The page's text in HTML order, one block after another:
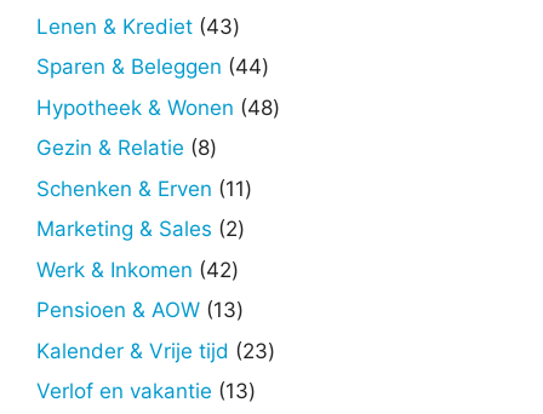
Lenen & Krediet 4343
producten
Sparen & Beleggen 4444
producten
Hypotheek & Wonen 4848
Gezin & Relatie 88
producten
Schenken & Erven 1111
Marketing & Sales 22
Werk & Inkomen 4242
producten
Pensioen & AOW 1313
producten
Kalender & Vrije tijd 2323
Verlof en vakantie 1313